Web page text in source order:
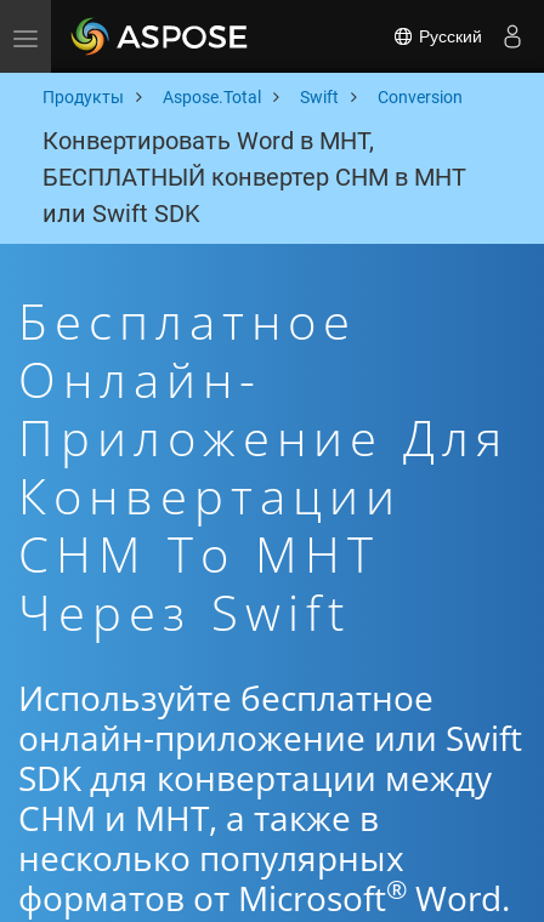
Toggle navigation Русский
Продукты Aspose.Total Swift Conversion
Конвертировать Word в MHT,
БЕСПЛАТНЫЙ конвертер CHM в MHT
или Swift SDK
Бесплатное
Онлайн-
Приложение Для
Конвертации
CHM To MHT
Через Swift
Используйте бесплатное
онлайн-приложение или Swift
SDK для конвертации между
CHM и MHT, а также в
несколько популярных
форматов от Microsoft® Word.